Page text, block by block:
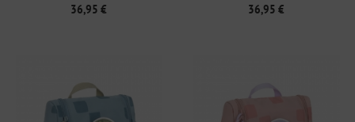
36,95 € 36,95 €